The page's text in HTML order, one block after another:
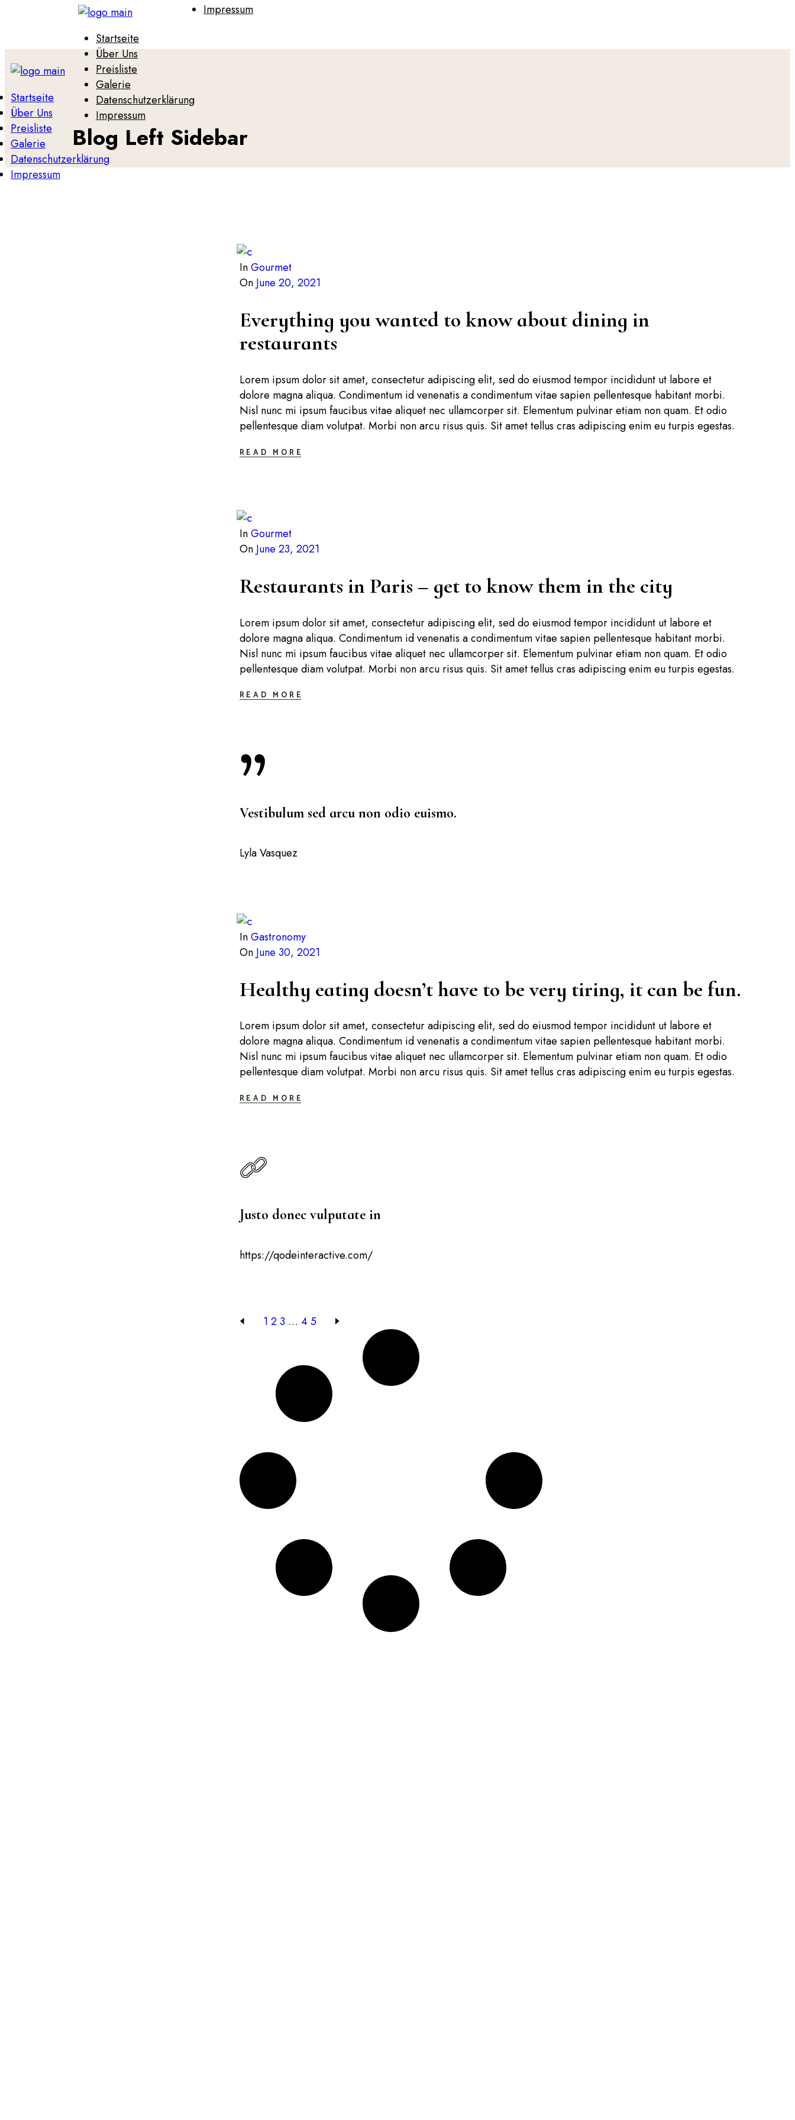
Startseite
Über Uns
Preisliste
Galerie
Datenschutzerklärung
Impressum
Impressum
Startseite
Über Uns
Preisliste
Galerie
Datenschutzerklärung
Impressum
Blog Left Sidebar
InGourmet
On June 20, 2021
Everything you wanted to know about dining in
restaurants
Lorem ipsum dolor sit amet, consectetur adipiscing elit, sed do eiusmod tempor incididunt ut labore et
dolore magna aliqua. Condimentum id venenatis a condimentum vitae sapien pellentesque habitant morbi.
Nisl nunc mi ipsum faucibus vitae aliquet nec ullamcorper sit. Elementum pulvinar etiam non quam. Et odio
pellentesque diam volutpat. Morbi non arcu risus quis. Sit amet tellus cras adipiscing enim eu turpis egestas.
READ MORE
InGourmet
On June 23, 2021
Restaurants in Paris – get to know them in the city
Lorem ipsum dolor sit amet, consectetur adipiscing elit, sed do eiusmod tempor incididunt ut labore et
dolore magna aliqua. Condimentum id venenatis a condimentum vitae sapien pellentesque habitant morbi.
Nisl nunc mi ipsum faucibus vitae aliquet nec ullamcorper sit. Elementum pulvinar etiam non quam. Et odio
pellentesque diam volutpat. Morbi non arcu risus quis. Sit amet tellus cras adipiscing enim eu turpis egestas.
READ MORE
Vestibulum sed arcu non odio euismo.
Lyla Vasquez
InGastronomy
On June 30, 2021
Healthy eating doesn’t have to be very tiring, it can be fun.
Lorem ipsum dolor sit amet, consectetur adipiscing elit, sed do eiusmod tempor incididunt ut labore et
dolore magna aliqua. Condimentum id venenatis a condimentum vitae sapien pellentesque habitant morbi.
Nisl nunc mi ipsum faucibus vitae aliquet nec ullamcorper sit. Elementum pulvinar etiam non quam. Et odio
pellentesque diam volutpat. Morbi non arcu risus quis. Sit amet tellus cras adipiscing enim eu turpis egestas.
READ MORE
Justo donec vulputate in
https://qodeinteractive.com/
1 2 3 … 4 5